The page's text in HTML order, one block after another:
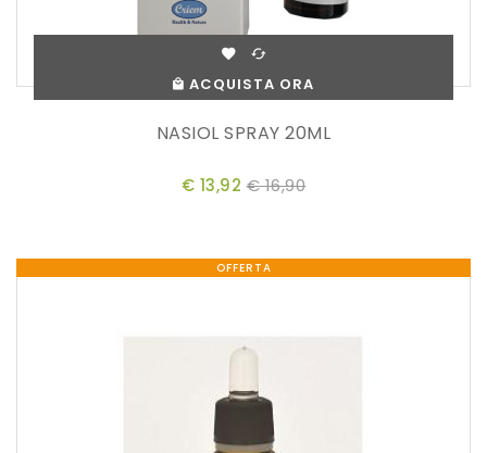
ACQUISTA ORA
NASIOL SPRAY 20ML
€ 13,92 € 16,90
OFFERTA